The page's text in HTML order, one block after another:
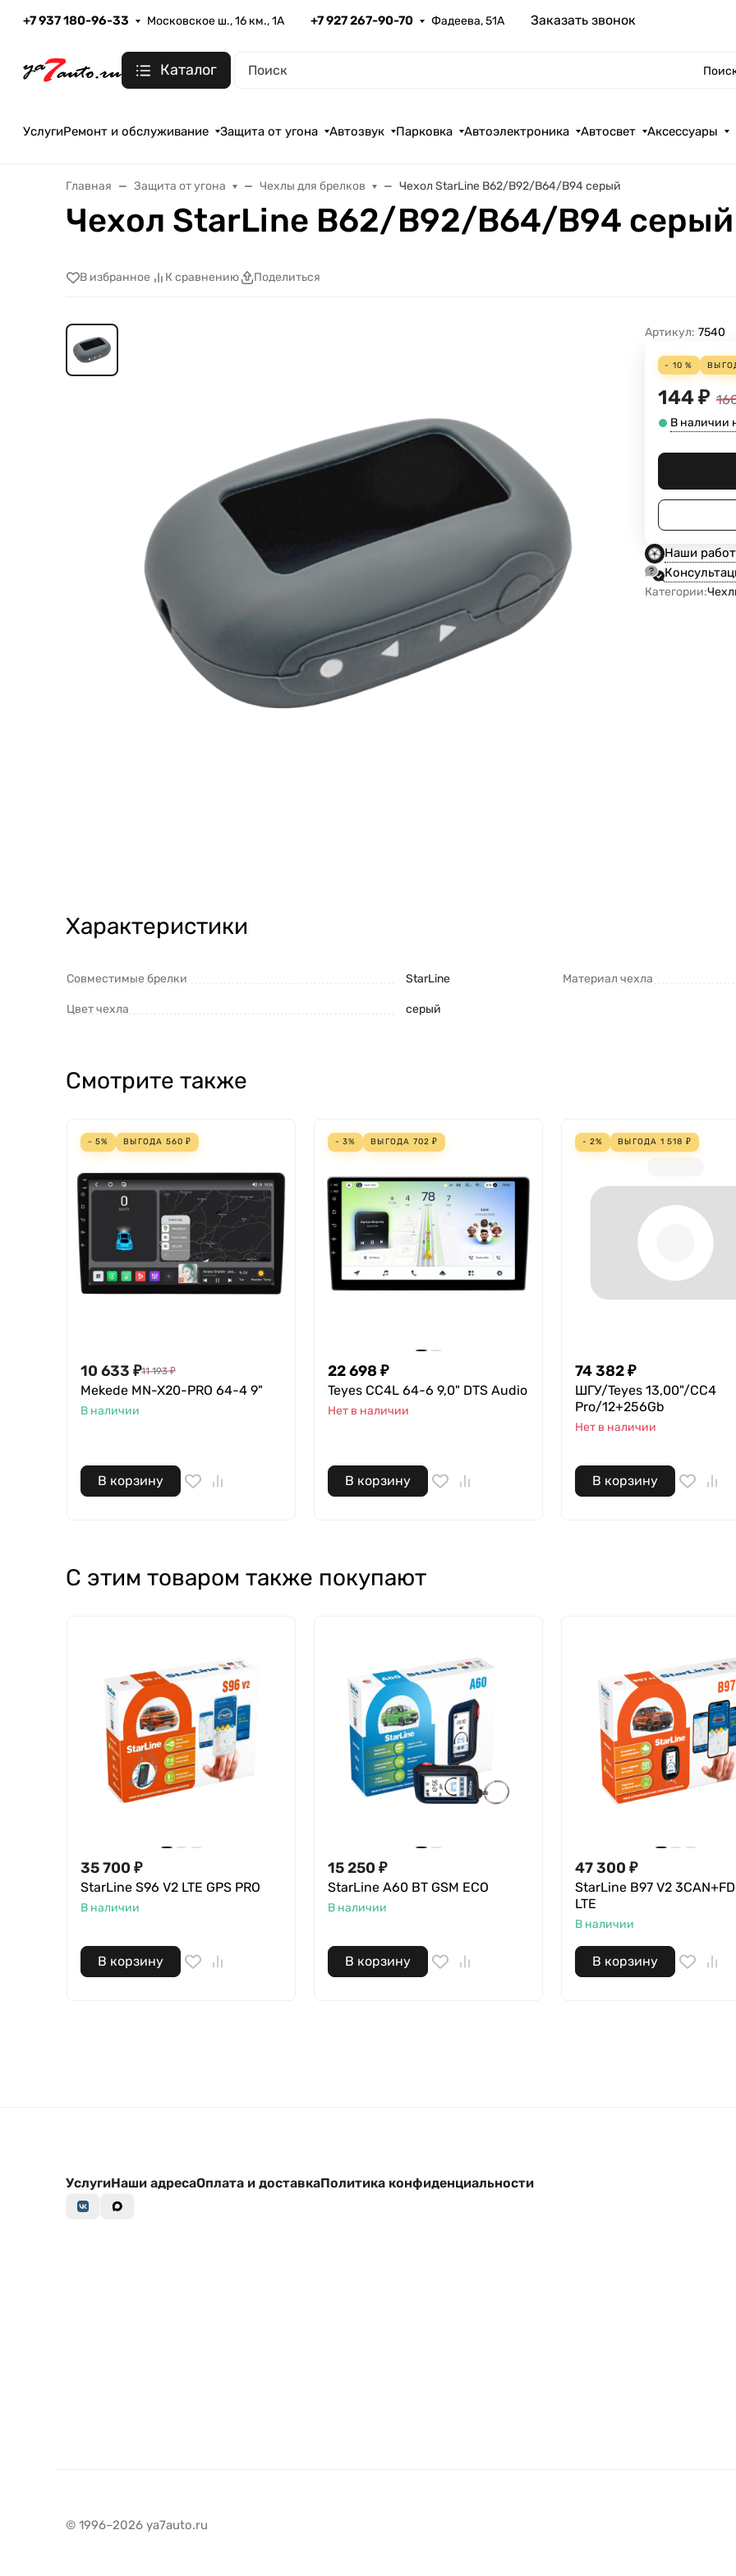
+7 937 180-96-33 Московское ш., 16 км., 1А +7 927 267-90-70 Фадеева, 51А Заказать звонок
Каталог
УслугиРемонт и обслуживание Защита от угона Автозвук Парковка Автоэлектроника Автосвет Аксессуары
Главная Защита от угона Чехлы для брелков Чехол StarLine B62/B92/В64/В94 серый
Чехол StarLine B62/B92/В64/В94 серый
В избранное К сравнению Поделиться
Артикул: 7540
- 10 %
144₽
В наличии
Наши
Категории:
Характеристики
Совместимые брелки StarLine
Цвет чехла серый
Материал чехла
Смотрите также
- 5% ВЫГОДА 560 ₽
10 633 ₽11 193 ₽
Mekede MN-X20-PRO 64-4 9"
В наличии
В корзину
- 3% ВЫГОДА 702 ₽
22 698 ₽
Teyes CC4L 64-6 9,0" DTS Audio
Нет в наличии
В корзину
- 2% ВЫГОДА 1 518 ₽
74 382₽
ШГУ/Teyes 13,00"/CC4
Pro/12+256Gb
Нет в наличии
В корзину
С этим товаром также покупают
35 700 ₽
StarLine S96 V2 LTE GPS PRO
В наличии
В корзину
15 250 ₽
StarLine A60 BT GSM ECO
В наличии
В корзину
47 300 ₽
StarLine B97 V2
LTE
В наличии
В корзину
УслугиНаши адресаОплата и доставкаПолитика конфиденциальности
© 1996–2026 ya7auto.ru